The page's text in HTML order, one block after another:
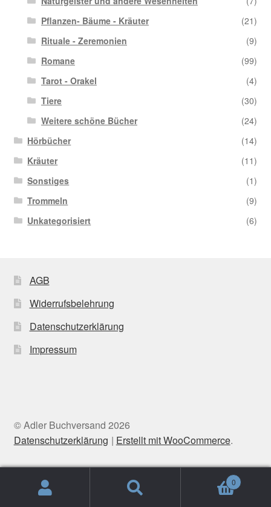
Pflanzen- Bäume - Kräuter
(21)
Rituale - Zeremonien
(9)
Romane
(99)
Tarot - Orakel
(4)
Tiere
(30)
Weitere schöne Bücher
(24)
Hörbücher
(14)
Kräuter
(11)
Sonstiges
(1)
Trommeln
(9)
Unkategorisiert
(6)
AGB
Widerrufsbelehrung
Datenschutzerklärung
Impressum
© Adler Buchversand 2026
Datenschutzerklärung
Erstellt mit WooCommerce.
Suchen
0